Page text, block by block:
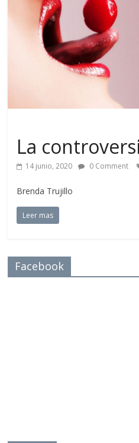
La
14 junio, 2020 0 Comment
Brenda Trujillo
Leer mas
Facebook